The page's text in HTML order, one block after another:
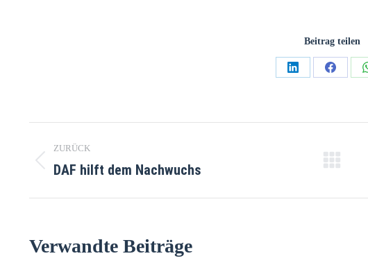
Beitrag teilen
ZURÜCK
DAF hilft dem Nachwuchs
Verwandte Beiträge